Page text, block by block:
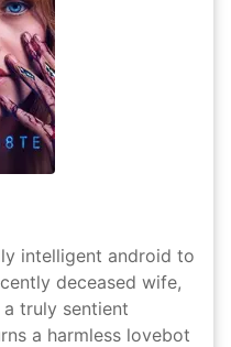
intelligent android to
deceased wife,
truly sentient
a harmless lovebot